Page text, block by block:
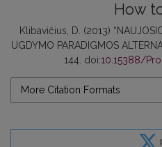
How
Klibavičius, D. (2013)
UGDYMO PARADIGMOS
144. doi:10.15388/
More Citation Formats